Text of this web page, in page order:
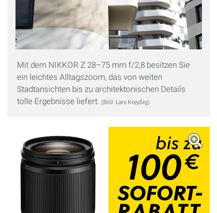
Mit dem NIKKOR Z 28–75 mm f/2,8 besitzen Sie
ein leichtes Alltagszoom, das von weiten
Stadtansichten bis zu architektonischen Details
tolle Ergebnisse liefert. (Bild: Lars Kreyßig)